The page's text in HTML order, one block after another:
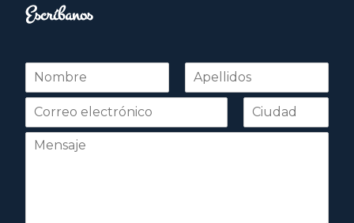
Escríbanos
N
m
r
Nombre Apellidos